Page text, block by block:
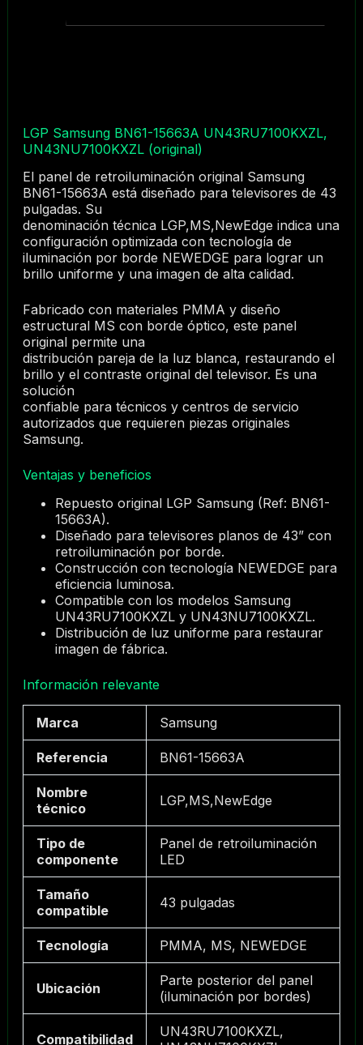
LGP Samsung BN61-15663A UN43RU7100KXZL,
UN43NU7100KXZL (original)
El panel de retroiluminación original Samsung
BN61-15663A está diseñado para televisores de 43
pulgadas. Su
denominación técnica LGP,MS,NewEdge indica una
configuración optimizada con tecnología de
iluminación por borde NEWEDGE para lograr un
brillo uniforme y una imagen de alta calidad.
Fabricado con materiales PMMA y diseño
estructural MS con borde óptico, este panel
original permite una
distribución pareja de la luz blanca, restaurando el
brillo y el contraste original del televisor. Es una
solución
confiable para técnicos y centros de servicio
autorizados que requieren piezas originales
Samsung.
Ventajas y beneficios
Repuesto original LGP Samsung (Ref: BN61-
15663A).
Diseñado para televisores planos de 43” con
retroiluminación por borde.
Construcción con tecnología NEWEDGE para
eficiencia luminosa.
Compatible con los modelos Samsung
UN43RU7100KXZL y UN43NU7100KXZL.
Distribución de luz uniforme para restaurar
imagen de fábrica.
Información relevante
Marca Samsung
Referencia BN61-15663A
Nombre
técnico
LGP,MS,NewEdge
Tipo de
componente
Panel de retroiluminación
LED
Tamaño
compatible
43 pulgadas
Tecnología PMMA, MS, NEWEDGE
Ubicación
Parte posterior del panel
(iluminación por bordes)
Compatibilidad
UN43RU7100KXZL,